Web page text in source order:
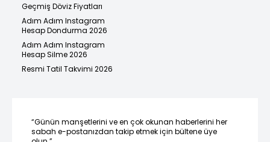
Geçmiş Döviz Fiyatları
Adım Adım Instagram
Hesap Dondurma 2026
Adım Adım Instagram
Hesap Silme 2026
Resmi Tatil Takvimi 2026
“Günün manşetlerini ve en çok okunan haberlerini her
sabah e-postanızdan takip etmek için bültene üye